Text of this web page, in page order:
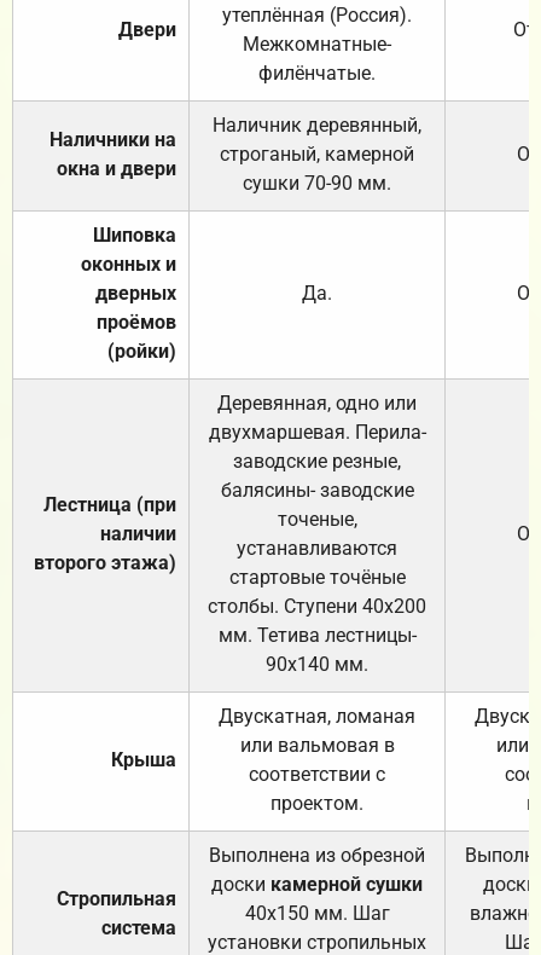
Двери
утеплённая (Россия).
Межкомнатные-
филёнчатые.
Наличники на
окна и двери
Наличник деревянный,
строганый, камерной
сушки 70-90 мм.
Шиповка
оконных и
дверных
проёмов
(ройки)
Да.
Лестница (при
наличии
второго этажа)
Деревянная, одно или
двухмаршевая. Перила-
заводские резные,
балясины- заводские
точеные,
устанавливаются
стартовые точёные
столбы. Ступени 40х200
мм. Тетива лестницы-
90х140 мм.
Крыша
Двускатная, ломаная
или вальмовая в
соответствии с
проектом.
или
Стропильная
система
Выполнена из обрезной
доски камерной сушки
40х150 мм. Шаг
установки стропильных
доски